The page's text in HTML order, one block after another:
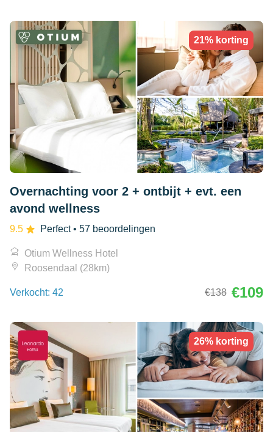
21% korting
Overnachting voor 2 + ontbijt + evt. een
avond wellness
9.5 Perfect• 57 beoordelingen
Otium Wellness Hotel
Roosendaal (28km)
Verkocht: 42 €138 €109
26% korting